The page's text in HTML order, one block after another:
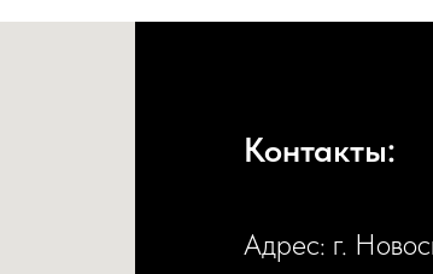
Контакты:
Адрес: г.